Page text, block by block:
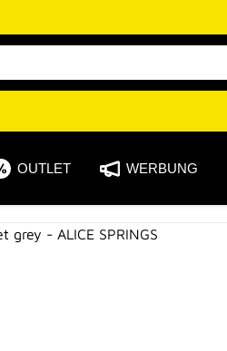
OUTLET WERBUNG